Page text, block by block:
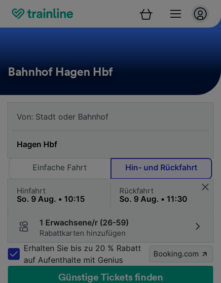
Bahnhof Hagen Hbf
Einfache Fahrt Hin- und Rückfahrt
Hinfahrt Rückfahrt
1 Erwachsene/r (26-59)
Rabattkarten hinzufügen
Erhalten Sie bis zu 20 % Rabatt
auf Aufenthalte mit Genius
Booking.com
Günstige Tickets finden